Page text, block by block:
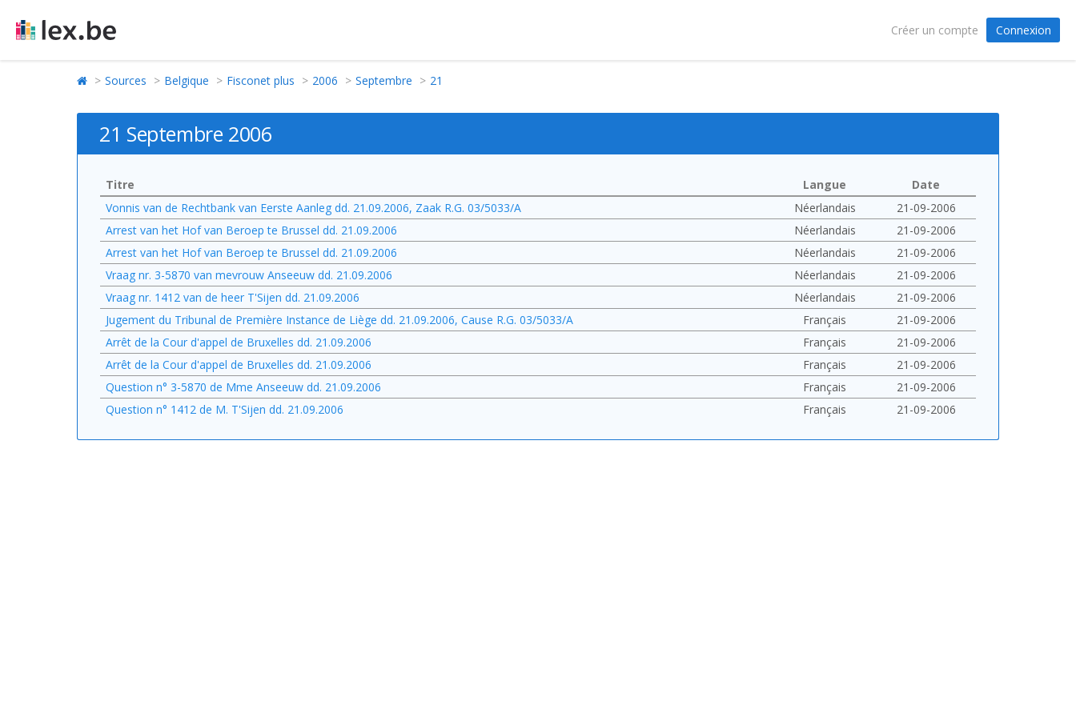
Créer un compte Connexion
Sources Belgique Fisconet plus 2006 Septembre 21
21 Septembre 2006
Titre Langue
Date
Vonnis van de Rechtbank van Eerste Aanleg dd. 21.09.2006, Zaak R.G. 03/5033/A
Néerlandais
21-09-2006
Arrest van het Hof van Beroep te Brussel dd. 21.09.2006
Néerlandais
21-09-2006
Arrest van het Hof van Beroep te Brussel dd. 21.09.2006
Néerlandais
21-09-2006
Vraag nr. 3-5870 van mevrouw Anseeuw dd. 21.09.2006
Néerlandais
21-09-2006
Vraag nr. 1412 van de heer T'Sijen dd. 21.09.2006
Néerlandais
21-09-2006
Jugement du Tribunal de Première Instance de Liège dd. 21.09.2006, Cause R.G. 03/5033/A
Français
21-09-2006
Arrêt de la Cour d'appel de Bruxelles dd. 21.09.2006
Français
21-09-2006
Arrêt de la Cour d'appel de Bruxelles dd. 21.09.2006
Français
21-09-2006
Question n° 3-5870 de Mme Anseeuw dd. 21.09.2006
Français
21-09-2006
Question n° 1412 de M. T'Sijen dd. 21.09.2006
Français 21-09-2006